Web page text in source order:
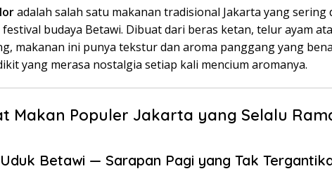
adalah salah satu makanan tradisional Jakarta yang sering
budaya Betawi. Dibuat dari beras ketan, telur ayam
makanan ini punya tekstur dan aroma panggang yang
yang merasa nostalgia setiap kali mencium aromanya.
Makan Populer Jakarta yang Selalu
Betawi — Sarapan Pagi yang Tak